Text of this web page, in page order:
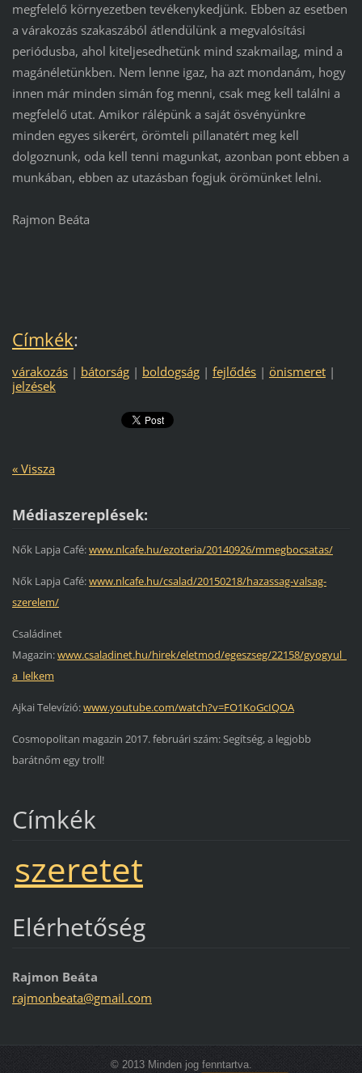
megfelelő környezetben tevékenykedjünk. Ebben az esetben
a várakozás szakaszából átlendülünk a megvalósítási
periódusba, ahol kiteljesedhetünk mind szakmailag, mind a
magánéletünkben. Nem lenne igaz, ha azt mondanám, hogy
innen már minden simán fog menni, csak meg kell találni a
megfelelő utat. Amikor rálépünk a saját ösvényünkre
minden egyes sikerért, örömteli pillanatért meg kell
dolgoznunk, oda kell tenni magunkat, azonban pont ebben a
munkában, ebben az utazásban fogjuk örömünket lelni.
Rajmon Beáta
Címkék:
várakozás | bátorság | boldogság | fejlődés | önismeret |
jelzések
« Vissza
Médiaszereplések:
Nők Lapja Café:www.nlcafe.hu/ezoteria/20140926/mmegbocsatas/
Nők Lapja Café:www.nlcafe.hu/csalad/20150218/hazassag-valsag-
szerelem/
Családinet
Magazin:www.csaladinet.hu/hirek/eletmod/egeszseg/22158/gyogyul_
a_lelkem
Ajkai Televízió:www.youtube.com/watch?v=FO1KoGcIQOA
Cosmopolitan magazin 2017. februári szám: Segítség, a legjobb
barátnőm egy troll!
Címkék
szeretet
Elérhetőség
Rajmon Beáta
rajmonbeata@gmail.com
© 2013 Minden jog fenntartva.